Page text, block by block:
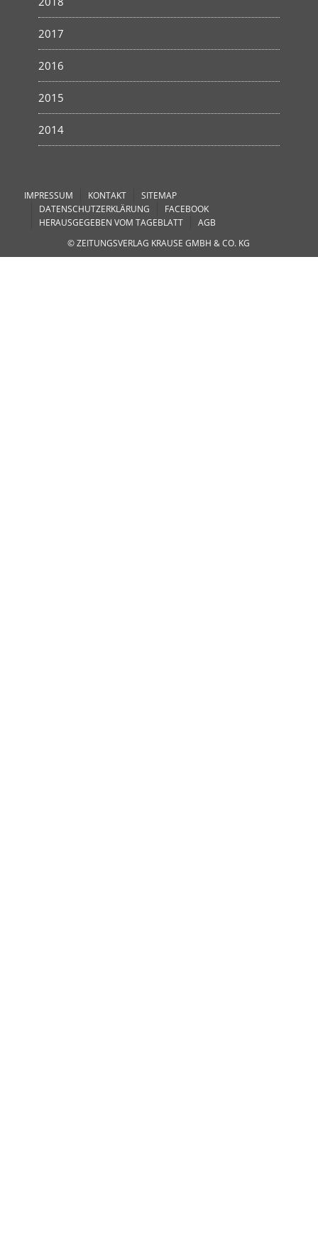
2017
2016
2015
2014
IMPRESSUM KONTAKT
SITEMAP
DATENSCHUTZERKLÄRUNG
FACEBOOK
HERAUSGEGEBEN VOM TAGEBLATT
AGB
© ZEITUNGSVERLAG KRAUSE GMBH & CO. KG